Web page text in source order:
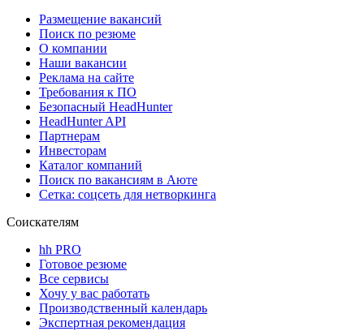
Размещение вакансий
Поиск по резюме
О компании
Наши вакансии
Реклама на сайте
Требования к ПО
Безопасный HeadHunter
HeadHunter API
Партнерам
Инвесторам
Каталог компаний
Поиск по вакансиям в Аюте
Сетка: соцсеть для нетворкинга
Соискателям
hh PRO
Готовое резюме
Все сервисы
Хочу у вас работать
Производственный календарь
Экспертная рекомендация